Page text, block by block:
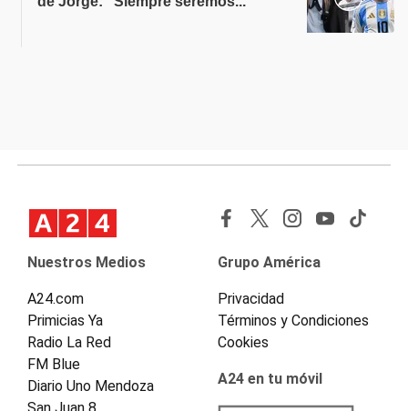
Nuestros Medios
A24.com
Primicias Ya
Radio La Red
FM Blue
Diario Uno Mendoza
Grupo América
Privacidad
Términos y Condiciones
Cookies
A24 en tu móvil